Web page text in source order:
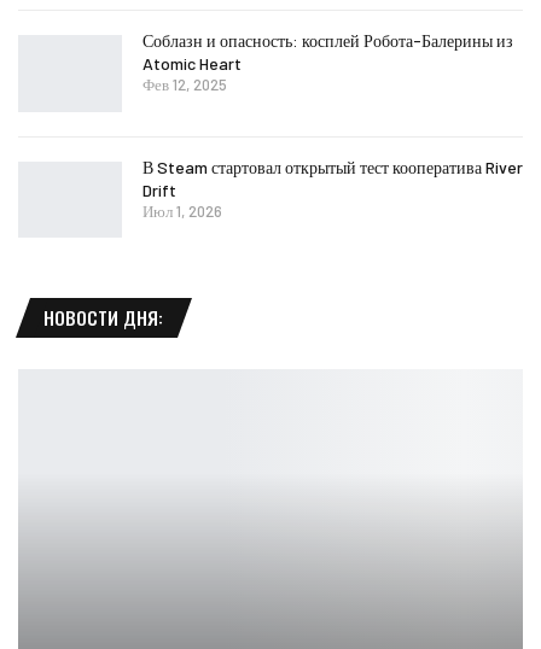
Соблазн и опасность: косплей Робота-Балерины из
Atomic Heart
Фев 12, 2025
В Steam стартовал открытый тест кооператива River
Drift
Июл 1, 2026
НОВОСТИ ДНЯ: